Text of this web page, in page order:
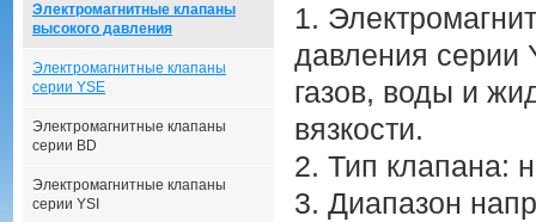
Электромагнитные клапаны
высокого давления
Электромагнитные клапаны
серии YSE
Электромагнитные клапаны
серии BD
Электромагнитные клапаны
серии YSI
1.
давления серии
газов, воды и
вязкости.
2. Тип клапана:
3. Диапазон